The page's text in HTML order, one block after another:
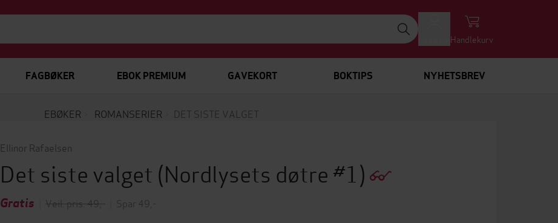
Handlekurv
FAGBØKER EBOK PREMIUM GAVEKORT BOKTIPS NYHETSBREV
EBØKER ROMANSERIER DET SISTE VALGET
Ellinor Rafaelsen
Det siste valget (Nordlysets døtre #1)
Gratis Veil. pris: 49,-
Spar 49,-